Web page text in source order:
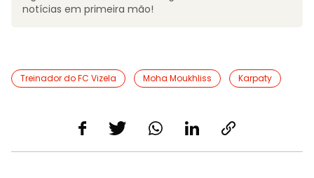
notícias em primeira mão!
Treinador do FC Vizela Moha Moukhliss Karpaty